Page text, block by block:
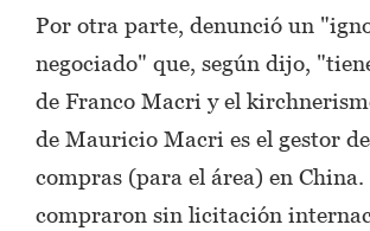
Por otra parte, denunció un
negociado" que, según dijo,
de Franco Macri y el
de Mauricio Macri es el gestor
compras (para el área) en China.
compraron sin licitación